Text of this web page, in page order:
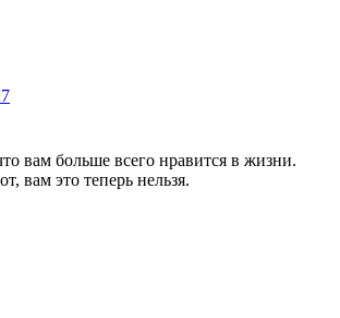
вам больше всего нравится в жизни.
вам это теперь нельзя.